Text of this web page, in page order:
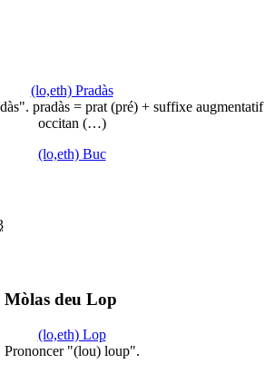
(lo,eth) Pradàs
pradàs = prat (pré) + suffixe augmentatif
occitan (…)
(lo,eth) Buc
Mòlas deu Lop
(lo,eth) Lop
Prononcer "(lou) loup".